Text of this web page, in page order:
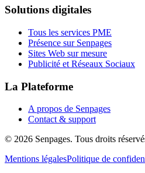
Solutions digitales
Tous les services PME
Présence sur Senpages
Sites Web sur mesure
Publicité et Réseaux Sociaux
La Plateforme
A propos de Senpages
Contact & support
© 2026 Senpages. Tous droits
Mentions légalesPolitique de